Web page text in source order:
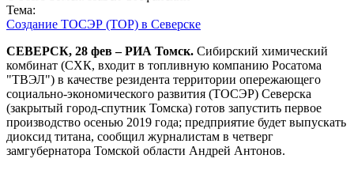
Тема:
Создание ТОСЭР (ТОР) в Северске
СЕВЕРСК, 28 фев – РИА Томск. Сибирский химический
комбинат (СХК, входит в топливную компанию Росатома
"ТВЭЛ") в качестве резидента территории опережающего
социально-экономического развития (ТОСЭР) Северска
(закрытый город-спутник Томска) готов запустить первое
производство осенью 2019 года; предприятие будет выпускать
диоксид титана, сообщил журналистам в четверг
замгубернатора Томской области Андрей Антонов.